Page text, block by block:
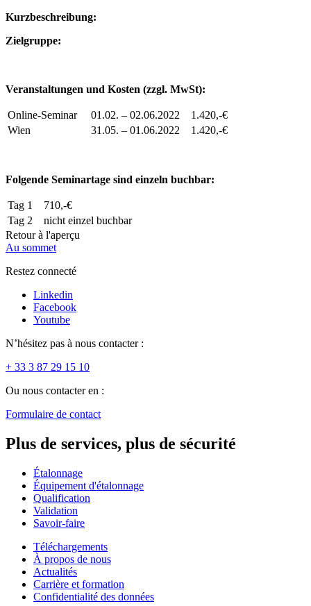
Kurzbeschreibung:
Zielgruppe:
Veranstaltungen und Kosten (zzgl. MwSt):
Online-Seminar 01.02. – 02.06.2022
1.420,-€
Wien
31.05. – 01.06.2022 1.420,-€
Folgende Seminartage sind einzeln buchbar:
Tag 1
710,-€
Tag 2
nicht einzel buchbar
Retour à l'aperçu
Au sommet
Restez connecté
Linkedin
Facebook
Youtube
N’hésitez pas à nous contacter :
+ 33 3 87 29 15 10
Ou nous contacter en :
Formulaire de contact
Plus de services, plus de sécurité
Étalonnage
Équipement d'étalonnage
Qualification
Validation
Savoir-faire
Téléchargements
À propos de nous
Actualités
Carrière et formation
Confidentialité des données